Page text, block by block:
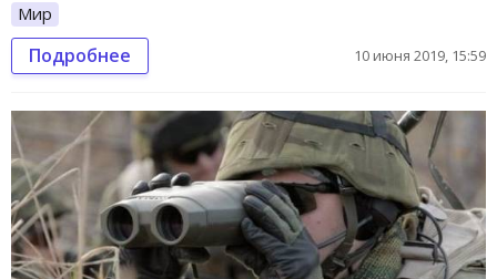
Мир
Подробнее 10 июня 2019, 15:59